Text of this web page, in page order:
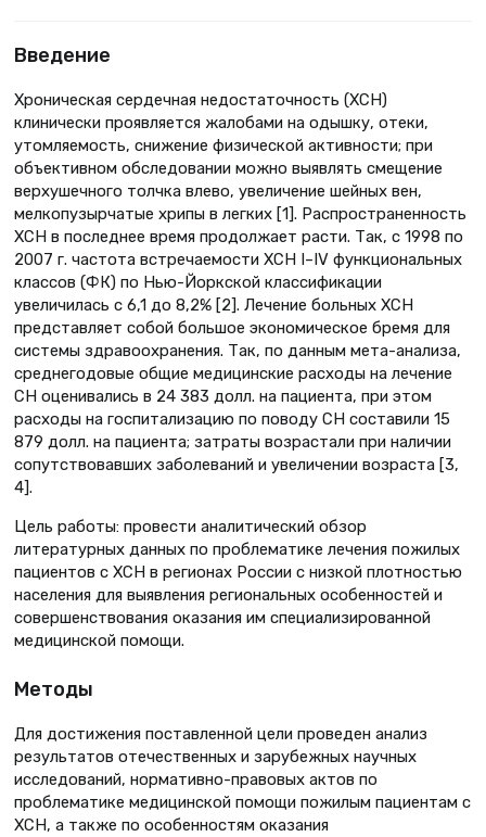
Введение
Хроническая сердечная недостаточность (ХСН)
клинически проявляется жалобами на одышку, отеки,
утомляемость, снижение физической активности; при
объективном обследовании можно выявлять смещение
верхушечного толчка влево, увеличение шейных вен,
мелкопузырчатые хрипы в легких [1]. Распространенность
ХСН в последнее время продолжает расти. Так, с 1998 по
2007 г. частота встречаемости ХСН I–IV функциональных
классов (ФК) по Нью-Йоркской классификации
увеличилась с 6,1 до 8,2% [2]. Лечение больных ХСН
представляет собой большое экономическое бремя для
системы здравоохранения. Так, по данным мета-анализа,
среднегодовые общие медицинские расходы на лечение
СН оценивались в 24 383 долл. на пациента, при этом
расходы на госпитализацию по поводу СН составили 15
879 долл. на пациента; затраты возрастали при наличии
сопутствовавших заболеваний и увеличении возраста [3,
4].
Цель работы: провести аналитический обзор
литературных данных по проблематике лечения пожилых
пациентов с ХСН в регионах России с низкой плотностью
населения для выявления региональных особенностей и
совершенствования оказания им специализированной
медицинской помощи.
Методы
Для достижения поставленной цели проведен анализ
результатов отечественных и зарубежных научных
исследований, нормативно-правовых актов по
проблематике медицинской помощи пожилым пациентам с
ХСН, а также по особенностям оказания